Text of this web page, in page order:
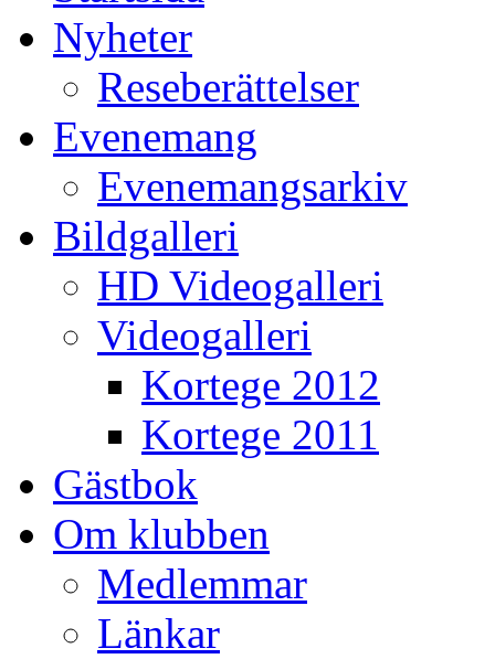
Nyheter
Reseberättelser
Evenemang
Evenemangsarkiv
Bildgalleri
HD Videogalleri
Videogalleri
Kortege 2012
Kortege 2011
Gästbok
Om klubben
Medlemmar
Länkar